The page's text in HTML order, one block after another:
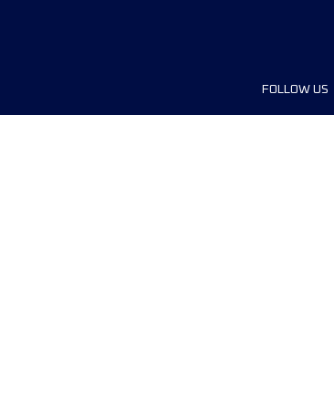
FOLLOW US